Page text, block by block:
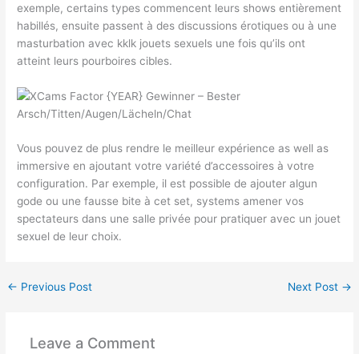
exemple, certains types commencent leurs shows entièrement
habillés, ensuite passent à des discussions érotiques ou à une
masturbation avec kklk jouets sexuels une fois qu’ils ont
atteint leurs pourboires cibles.
Vous pouvez de plus rendre le meilleur expérience as well as
immersive en ajoutant votre variété d’accessoires à votre
configuration. Par exemple, il est possible de ajouter algun
gode ou une fausse bite à cet set, systems amener vos
spectateurs dans une salle privée pour pratiquer avec un jouet
sexuel de leur choix.
← Previous Post Next Post →
Leave a Comment